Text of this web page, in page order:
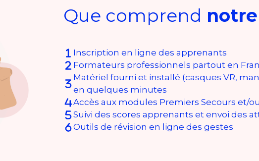
Que comprend
Inscription en ligne des apprenants
Formateurs professionnels partout en
Matériel fourni et installé (casques VR,
en quelques minutes
Accès aux modules Premiers Secours et/
Suivi des scores apprenants et envoi des
Outils de révision en ligne des gestes